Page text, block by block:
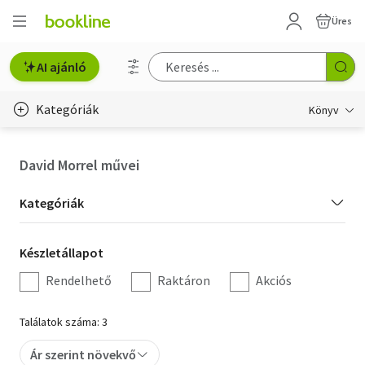
Üres
AI ajánló
Kategóriák Könyv
Hobbi, szabadidő
Irodalom
Művészet
Szakkönyv
David Morrel művei
Kategória
szűrés
Kategóriák
Készletállapot
szűrés
Készletállapot
Rendelhető
Raktáron Akciós
Találatok száma: 3
Ár szerint növekvő